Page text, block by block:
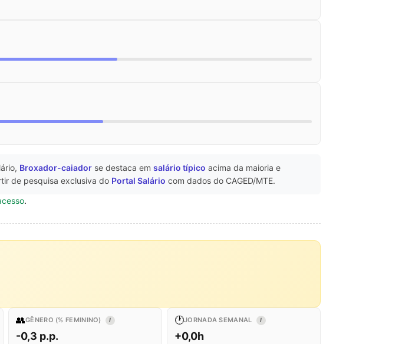
Broxador-caiador se destaca em salário típico acima da maioria e
de pesquisa exclusiva do Portal Salário com dados do CAGED/MTE.
.
👥GÊNERO (% FEMININO) I
-0,3 p.p.
🕐JORNADA SEMANAL I
+0,0h